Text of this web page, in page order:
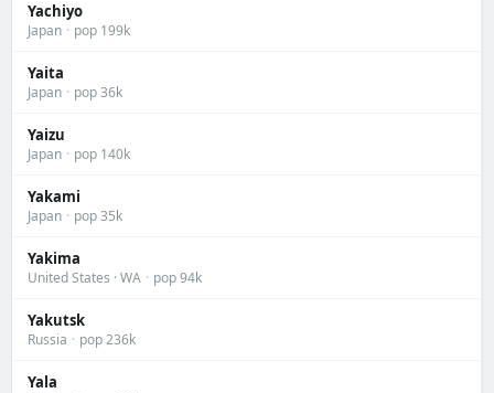
Yachiyo
Japan · pop 199k
Yaita
Japan · pop 36k
Yaizu
Japan · pop 140k
Yakami
Japan · pop 35k
Yakima
United States · WA · pop 94k
Yakutsk
Russia · pop 236k
Yala